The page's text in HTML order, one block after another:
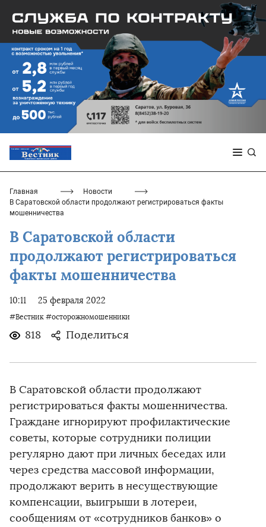
Главная
Новости
В Саратовской области продолжают регистрироваться факты
мошенничества
В Саратовской области
продолжают регистрироваться
факты мошенничества
10:11 25 февраля 2022
#Вестник #осторожномошенники
818 Поделиться
В Саратовской области продолжают
регистрироваться факты мошенничества.
Граждане игнорируют профилактические
советы, которые сотрудники полиции
регулярно дают при личных беседах или
через средства массовой информации,
продолжают верить в несуществующие
компенсации, выигрыши в лотереи,
сообщениям от «сотрудников банков» о